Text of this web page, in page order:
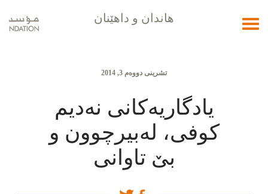
هاندان و داهێنان
Toggle
تشرینی دووەم 3, 2014
یادگاریەکانی نەدیم
کوفی، لەبیرچوون و
بێ تاوانی